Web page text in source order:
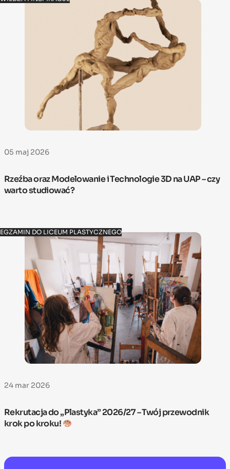
05 maj 2026
Rzeźba oraz Modelowanie i Technologie 3D na UAP – czy
warto studiować?
EGZAMIN DO LICEUM PLASTYCZNEGO
24 mar 2026
Rekrutacja do „Plastyka” 2026/27 – Twój przewodnik
krok po kroku!